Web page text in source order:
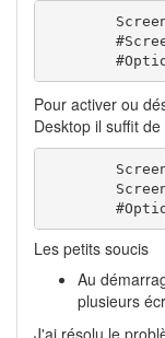
Pour activer ou
Desktop il suffit
Les petits soucis
Au
plusieurs